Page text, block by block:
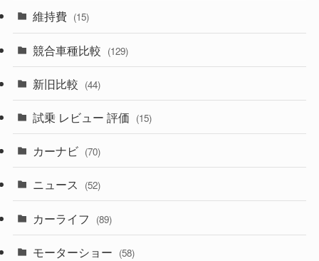
(328)
(194)
(230)
(253)
(85)
(84)
(14)
(222)
(50)
(43)
(6)
(9)
(58)
(28)
(27)
(26)
(3)
(3)
(5)
(1)
(5)
(7)
(5)
維持費 (15)
競合車種比較 (129)
新旧比較 (44)
試乗 レビュー 評価 (15)
カーナビ (70)
ニュース (52)
カーライフ (89)
モーターショー (58)